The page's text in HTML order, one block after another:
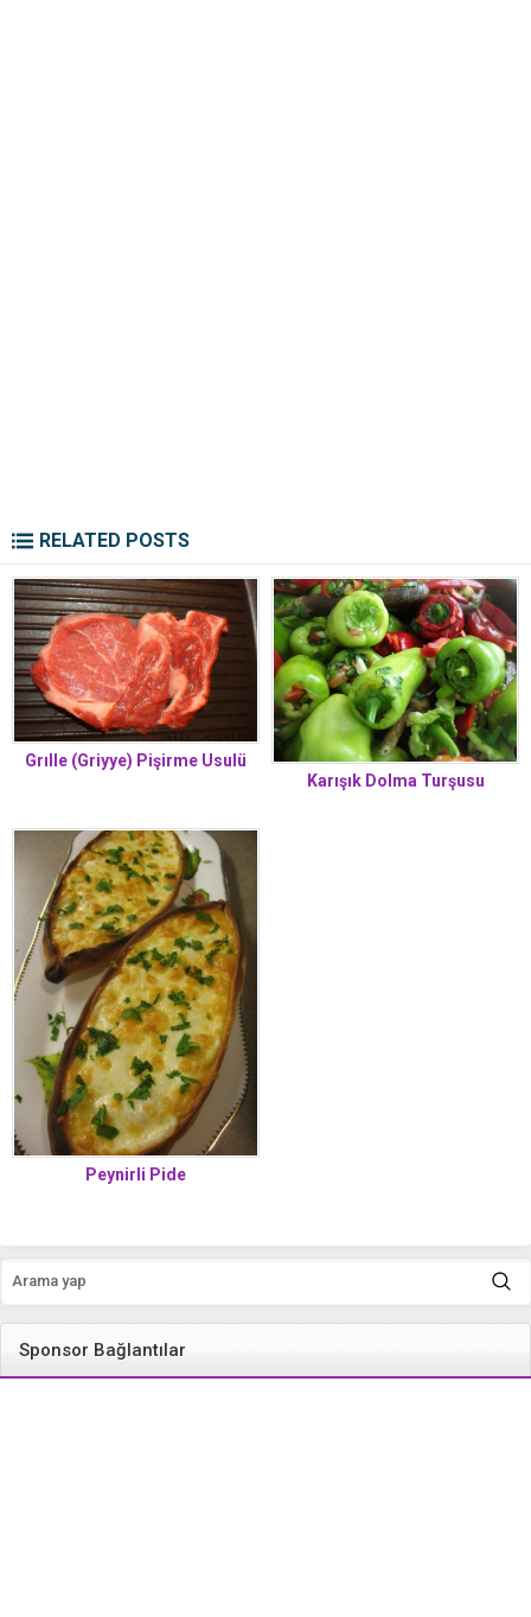
RELATED POSTS
Grılle (Griyye) Pişirme Usulü
Karışık Dolma Turşusu
Peynirli Pide
Sponsor Bağlantılar